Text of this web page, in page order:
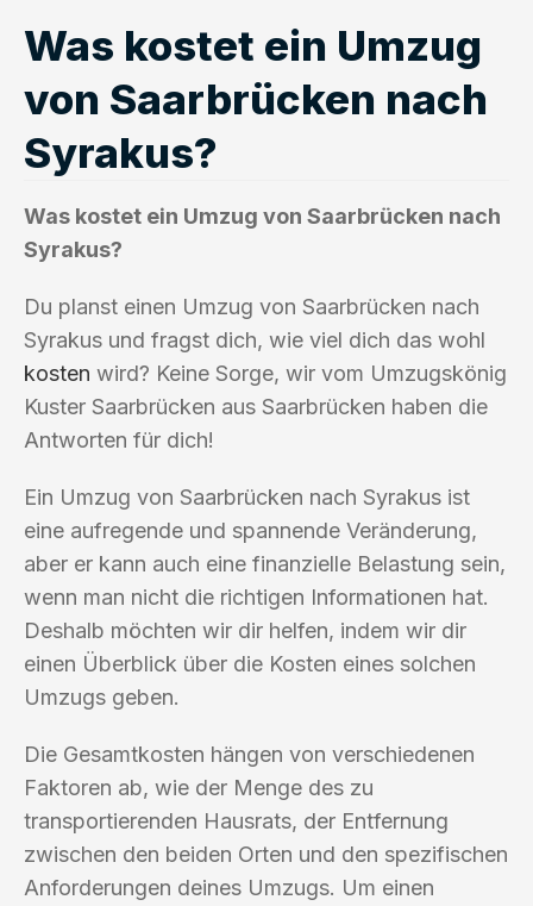
Was kostet ein Umzug
von Saarbrücken nach
Syrakus?
Was kostet ein Umzug von Saarbrücken nach
Syrakus?
Du planst einen Umzug von Saarbrücken nach
Syrakus und fragst dich, wie viel dich das wohl
kosten wird? Keine Sorge, wir vom Umzugskönig
Kuster Saarbrücken aus Saarbrücken haben die
Antworten für dich!
Ein Umzug von Saarbrücken nach Syrakus ist
eine aufregende und spannende Veränderung,
aber er kann auch eine finanzielle Belastung sein,
wenn man nicht die richtigen Informationen hat.
Deshalb möchten wir dir helfen, indem wir dir
einen Überblick über die Kosten eines solchen
Umzugs geben.
Die Gesamtkosten hängen von verschiedenen
Faktoren ab, wie der Menge des zu
transportierenden Hausrats, der Entfernung
zwischen den beiden Orten und den spezifischen
Anforderungen deines Umzugs. Um einen